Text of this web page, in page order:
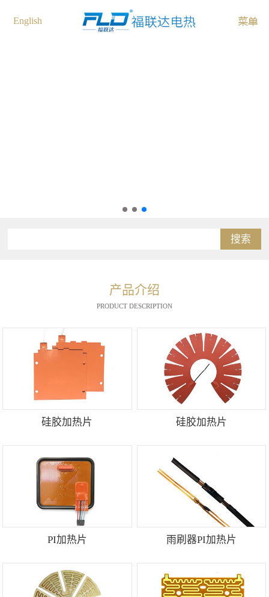
English
搜索
产品介绍
PRODUCT DESCRIPTION
硅胶加热片 硅胶加热片
PI加热片 雨刷器PI加热片